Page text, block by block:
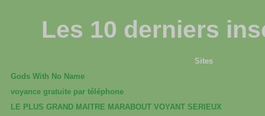
Les 10 derniers
Sites
Gods With No Name
voyance gratuite par téléphone
LE PLUS GRAND MAITRE MARABOUT VOYANT SERIEUX